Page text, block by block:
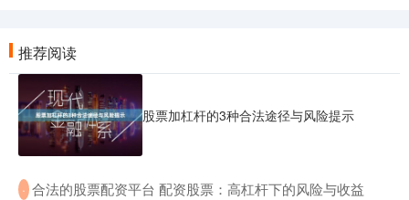
推荐阅读
股票加杠杆的3种合法途径与风险提示
· ​合法的股票配资平台 配资股票：高杠杆下的风险与收益